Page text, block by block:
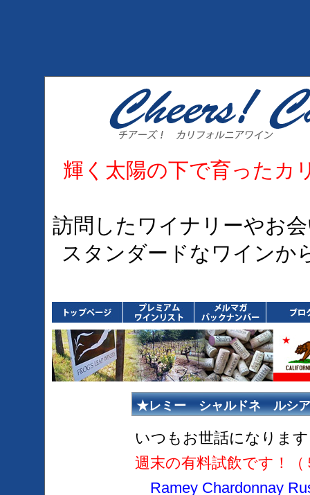
輝く太陽の下で育ったカ
訪問したワイナリーやお
スタンダードなワインか
★レミー シャルドネ ルシア
いつもお世話になりま
週末の有料試飲です！
Ramey Chardonnay